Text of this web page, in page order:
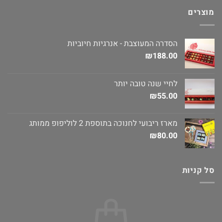
מוצרים
הסדרה המעוצבת - אנרגיות חיוביות
₪188.00
לחיי שנה טובה יותר
₪55.00
מארז ריבועי לחנוכה בתוספת 2 לוליפופ ממותג
₪80.00
סל קניות